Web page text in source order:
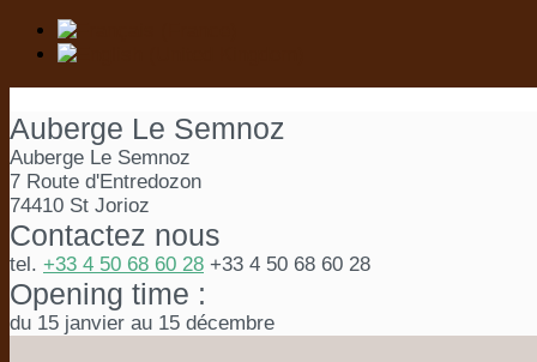
Auberge Le Semnoz
Auberge Le Semnoz
7 Route d'Entredozon
74410 St Jorioz
Contactez nous
tel. +33 4 50 68 60 28 +33 4 50 68 60 28
Opening time :
du 15 janvier au 15 décembre